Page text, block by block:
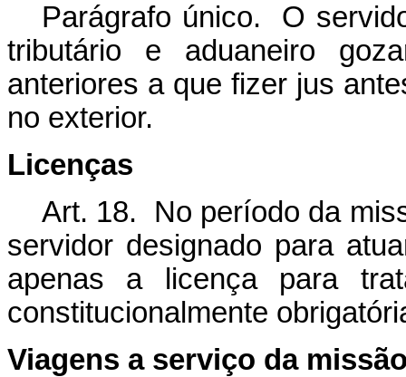
Parágrafo único. O
tributário e aduaneiro
anteriores a que fizer jus
no exterior.
Licenças
Art. 18. No período da
servidor designado para
apenas a licença para
constitucionalmente
Viagens a serviço da